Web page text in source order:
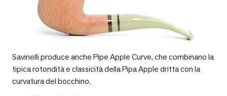
Savinelli produce anche Pipe Apple Curve, che combinano la
tipica rotondità e classicità della Pipa Apple dritta con la
curvatura del bocchino.